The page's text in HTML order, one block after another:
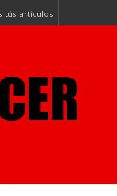
tús artículos